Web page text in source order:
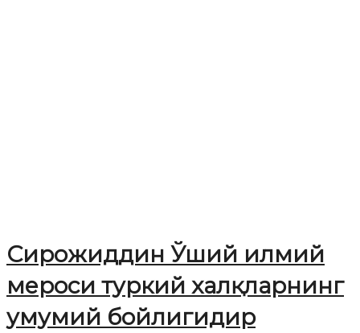
Сирожиддин Ўший илмий
мероси туркий халқларнинг
умумий бойлигидир